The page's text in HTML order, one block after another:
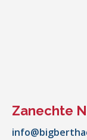
Zanechte